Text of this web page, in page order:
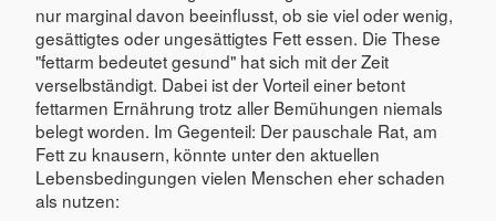
nur marginal davon beeinflusst, ob sie viel oder wenig,
gesättigtes oder ungesättigtes Fett essen. Die These
"fettarm bedeutet gesund" hat sich mit der Zeit
verselbständigt. Dabei ist der Vorteil einer betont
fettarmen Ernährung trotz aller Bemühungen niemals
belegt worden. Im Gegenteil: Der pauschale Rat, am
Fett zu knausern, könnte unter den aktuellen
Lebensbedingungen vielen Menschen eher schaden
als nutzen: